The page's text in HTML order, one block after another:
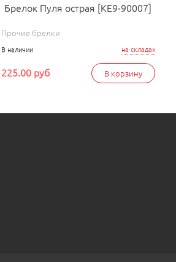
Брелок Пуля острая [КЕ9-90007]
Прочие брелки
на складах
В наличии
В корзину
225.00 руб